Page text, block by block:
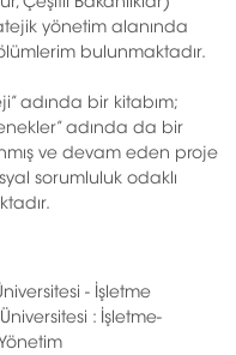
Çeşitli Bakanlıklar)
yönetim alanında
bulunmaktadır.
adında bir kitabım;
adında da bir
ve devam eden proje
sorumluluk odaklı
- İşletme
: İşletme-